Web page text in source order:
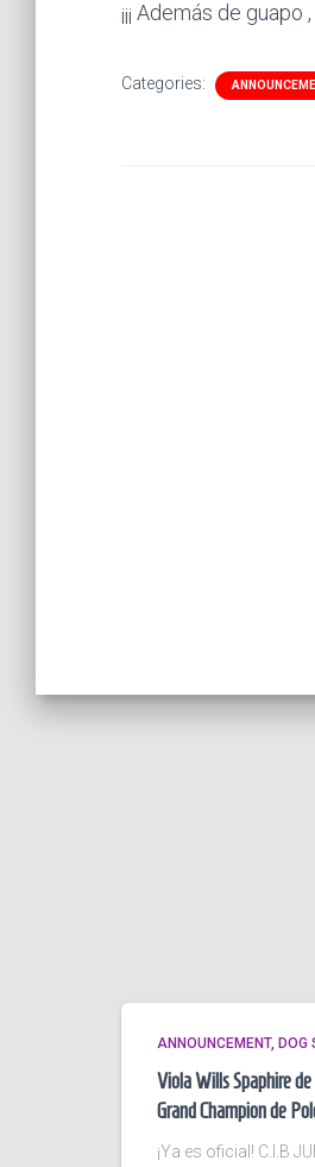
¡¡¡ Además de
Categories:
ANNOUNCEMENT DOG
Viola Wills Spaphire
Grand Champion de
¡Ya es oficial! C.I.B